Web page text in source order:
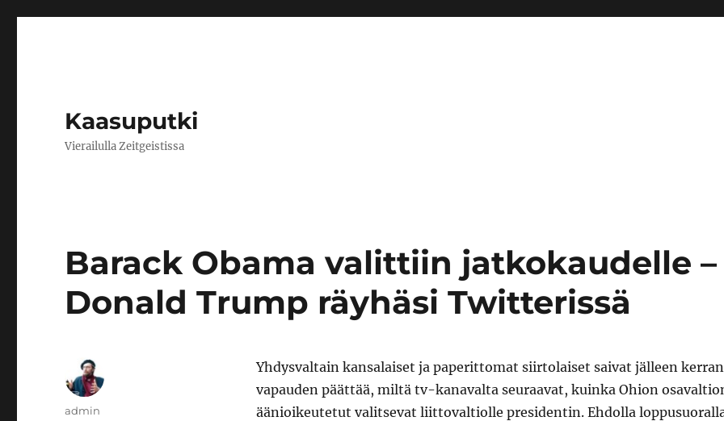
Kaasuputki
Vierailulla Zeitgeistissa
Barack Obama valittiin jatkokaudelle –
Donald Trump räyhäsi Twitterissä
Yhdysvaltain kansalaiset ja paperittomat siirtolaiset saivat jälleen kerran
vapauden päättää, miltä tv-kanavalta seuraavat, kuinka Ohion
äänioikeutetut valitsevat liittovaltiolle presidentin. Ehdolla
Kirjoittaja
admin